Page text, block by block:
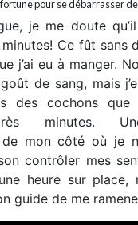
pour se débarrasser
je me doute
Ce fût sans
j’ai eu à manger.
de sang, mais
des cochons que
minutes.
de mon côté où je
contrôler mes
heure sur place,
guide de me